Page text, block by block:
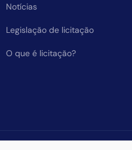
Notícias
Legislação de licitação
O que é licitação?